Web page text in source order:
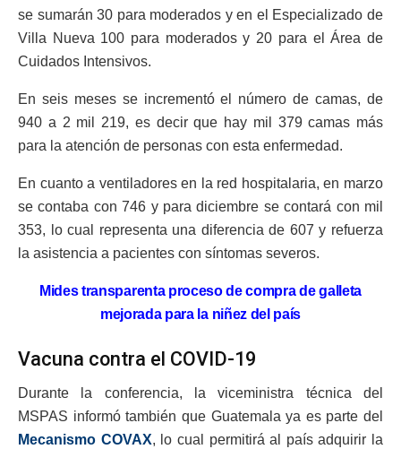
se sumarán 30 para moderados y en el Especializado de
Villa Nueva 100 para moderados y 20 para el Área de
Cuidados Intensivos.
En seis meses se incrementó el número de camas, de
940 a 2 mil 219, es decir que hay mil 379 camas más
para la atención de personas con esta enfermedad.
En cuanto a ventiladores en la red hospitalaria, en marzo
se contaba con 746 y para diciembre se contará con mil
353, lo cual representa una diferencia de 607 y refuerza
la asistencia a pacientes con síntomas severos.
Mides transparenta proceso de compra de galleta
mejorada para la niñez del país
Vacuna contra el COVID-19
Durante la conferencia, la viceministra técnica del
MSPAS informó también que Guatemala ya es parte del
Mecanismo COVAX, lo cual permitirá al país adquirir la